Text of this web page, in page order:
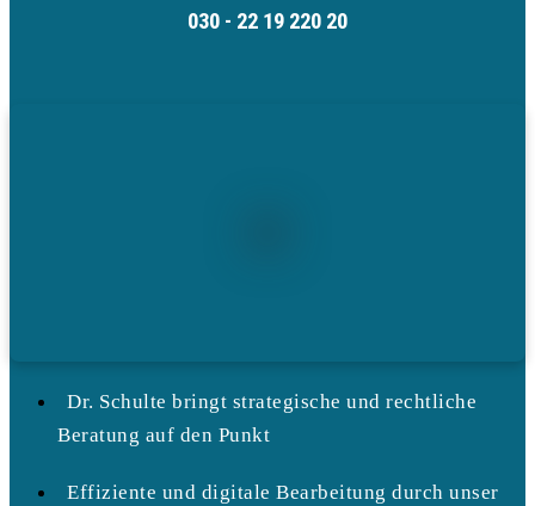
030 - 22 19 220 20
Dr. Schulte bringt strategische und rechtliche
Beratung auf den Punkt
Effiziente und digitale Bearbeitung durch unser